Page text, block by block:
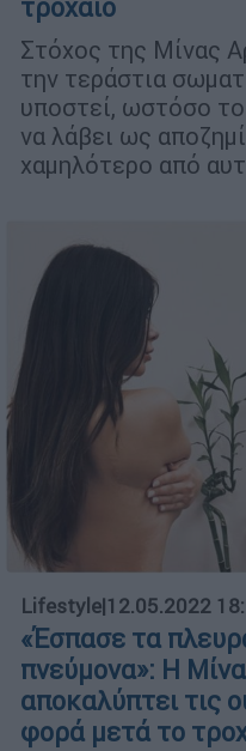
τροχαίο
Στόχος της Μίνας
την τεράστια
υποστεί, ωστόσο
να λάβει ως
χαμηλότερο από
Lifestyle|12.05.2022
«Έσπασε τα
πνεύμονα»: Η
αποκαλύπτει τις
φορά μετά το